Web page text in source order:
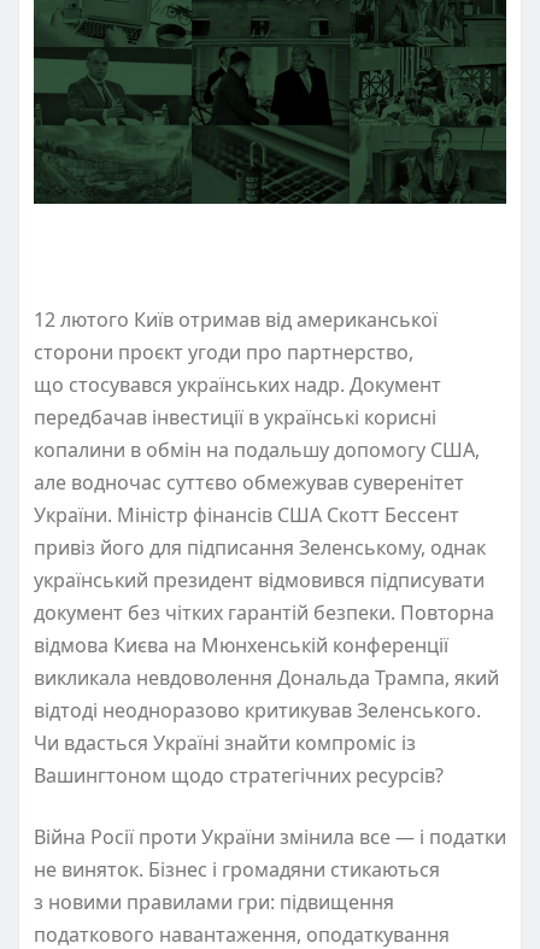
12 лютого Київ отримав від американської
сторони проєкт угоди про партнерство,
що стосувався українських надр. Документ
передбачав інвестиції в українські корисні
копалини в обмін на подальшу допомогу США,
але водночас суттєво обмежував суверенітет
України. Міністр фінансів США Скотт Бессент
привіз його для підписання Зеленському, однак
український президент відмовився підписувати
документ без чітких гарантій безпеки. Повторна
відмова Києва на Мюнхенській конференції
викликала невдоволення Дональда Трампа, який
відтоді неодноразово критикував Зеленського.
Чи вдасться Україні знайти компроміс із
Вашингтоном щодо стратегічних ресурсів?
Війна Росії проти України змінила все — і податки
не виняток. Бізнес і громадяни стикаються
з новими правилами гри: підвищення
податкового навантаження, оподаткування